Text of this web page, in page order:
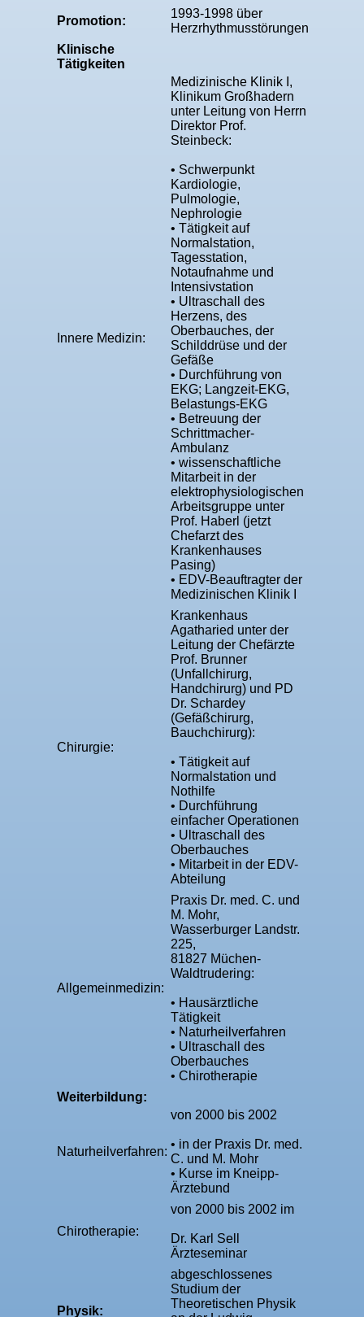
Promotion:
1993-1998 über
Herzrhythmusstörungen
Klinische
Tätigkeiten
Innere Medizin:
Medizinische Klinik I,
Klinikum Großhadern
unter Leitung von Herrn
Direktor Prof.
Steinbeck:
• Schwerpunkt
Kardiologie,
Pulmologie,
Nephrologie
• Tätigkeit auf
Normalstation,
Tagesstation,
Notaufnahme und
Intensivstation
• Ultraschall des
Herzens, des
Oberbauches, der
Schilddrüse und der
Gefäße
• Durchführung von
EKG; Langzeit-EKG,
Belastungs-EKG
• Betreuung der
Schrittmacher-
Ambulanz
• wissenschaftliche
Mitarbeit in der
elektrophysiologischen
Arbeitsgruppe unter
Prof. Haberl (jetzt
Chefarzt des
Krankenhauses
Pasing)
• EDV-Beauftragter der
Medizinischen Klinik I
Chirurgie:
Krankenhaus
Agatharied unter der
Leitung der Chefärzte
Prof. Brunner
(Unfallchirurg,
Handchirurg) und PD
Dr. Schardey
(Gefäßchirurg,
Bauchchirurg):
• Tätigkeit auf
Normalstation und
Nothilfe
• Durchführung
einfacher Operationen
• Ultraschall des
Oberbauches
• Mitarbeit in der EDV-
Abteilung
Allgemeinmedizin:
Praxis Dr. med. C. und
M. Mohr,
Wasserburger Landstr.
225,
81827 Müchen-
Waldtrudering:
• Hausärztliche
Tätigkeit
• Naturheilverfahren
• Ultraschall des
Oberbauches
• Chirotherapie
Weiterbildung:
Naturheilverfahren:
von 2000 bis 2002
• in der Praxis Dr. med.
C. und M. Mohr
• Kurse im Kneipp-
Ärztebund
Chirotherapie:
von 2000 bis 2002 im
Dr. Karl Sell
Ärzteseminar
Physik:
abgeschlossenes
Studium der
Theoretischen Physik